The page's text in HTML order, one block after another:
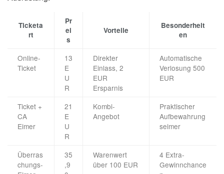
Ticketa
rt
Pr
ei
s
Vorteile
Besonderheit
en
Online-
Ticket
13
E
U
R
Direkter
Einlass, 2
EUR
Ersparnis
Automatische
Verlosung 500
EUR
Ticket +
CA
Eimer
21
E
U
R
Kombi-
Angebot
Praktischer
Aufbewahrung
seimer
Überras
chungs-
35
,9
Warenwert
über 100 EUR
4 Extra-
Gewinnchance